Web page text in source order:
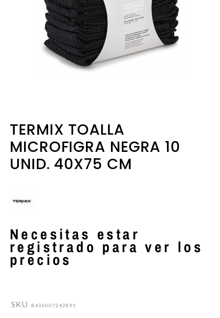
TERMIX TOALLA
MICROFIGRA NEGRA 10
UNID. 40X75 CM
Necesitas estar
registrado para ver los
precios
SKU 8436007242891